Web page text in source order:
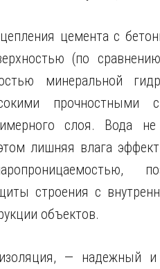
цемента с
(по
минеральной
прочностными
слоя. Вода
лишняя влага
строения с
объектов.
— надежный